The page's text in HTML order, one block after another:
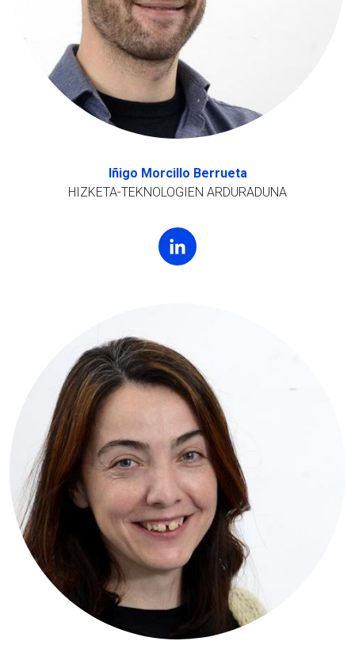
Iñigo Morcillo Berrueta
HIZKETA-TEKNOLOGIEN ARDURADUNA